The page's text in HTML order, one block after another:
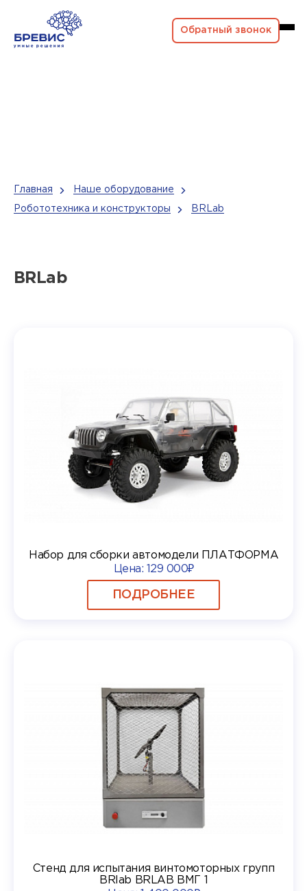
Обратный звонок
Главная Наше оборудование
Робототехника и конструкторы BRLab
BRLab
Набор для сборки автомодели ПЛАТФОРМА
Цена:
129 000₽
ПОДРОБНЕЕ
Стенд для испытания винтомоторных групп
BRlab BRLAB ВМГ 1